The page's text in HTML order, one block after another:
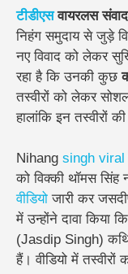
टीडीएसवायरलस
निहंग समुदाय से जुड़े
नए विवाद को लेकर
रहा है कि उनकी कुछ
तस्वीरों को लेकर
हालांकि इन तस्वीरों
Nihang singh viral
को विक्की थॉमस सिंह
वीडियो जारी कर
में उन्होंने दावा किया
(Jasdip Singh)
हैं। वीडियो में तस्वीरों